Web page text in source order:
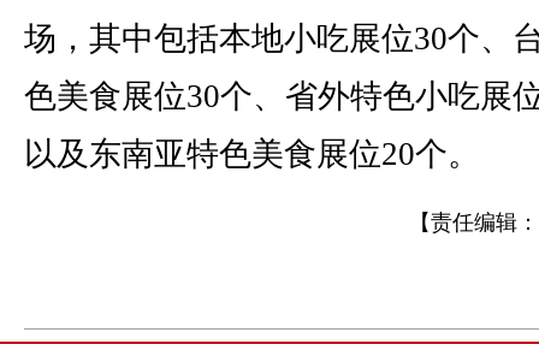
场，其中包括本地小吃展位30个、
色美食展位30个、省外特色小吃展
以及东南亚特色美食展位20个。
【责任编辑：